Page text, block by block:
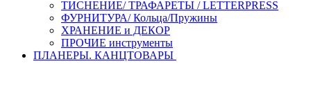
ТИСНЕНИЕ/ ТРАФАРЕТЫ / LETTERPRESS
ФУРНИТУРА/ Кольца/Пружины
ХРАНЕНИЕ и ДЕКОР
ПРОЧИЕ инструменты
ПЛАНЕРЫ. КАНЦТОВАРЫ